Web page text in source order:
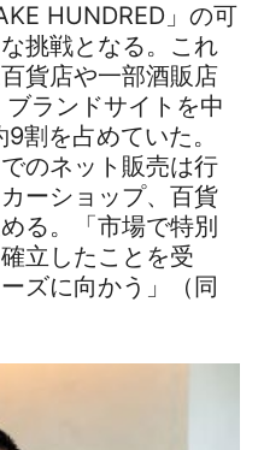
HUNDRED」の可
挑戦となる。これ
貨店や一部酒販店
ランドサイトを中
割を占めていた。
のネット販売は行
ーショップ、百貨
る。「市場で特別
立したことを受
ズに向かう」（同